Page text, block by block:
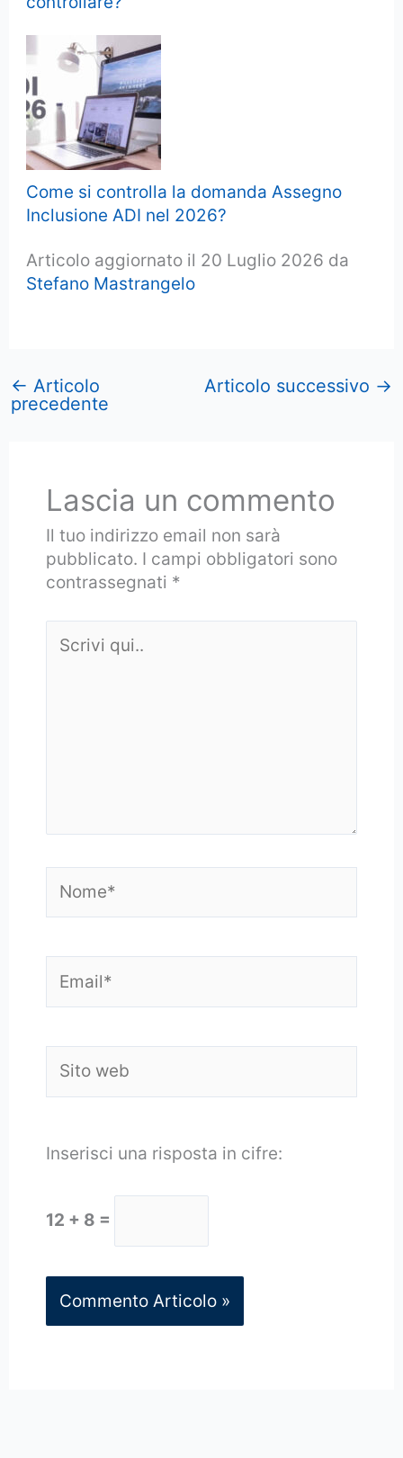
Come si controlla la domanda Assegno
Inclusione ADI nel 2026?
Articolo aggiornato il 20 Luglio 2026 da
Stefano Mastrangelo
← Articolo
precedente
Articolo successivo →
Lascia un commento
Il tuo indirizzo email non sarà
pubblicato. I campi obbligatori sono
contrassegnati *
qui..
web
Inserisci una risposta in cifre:
12 + 8 =